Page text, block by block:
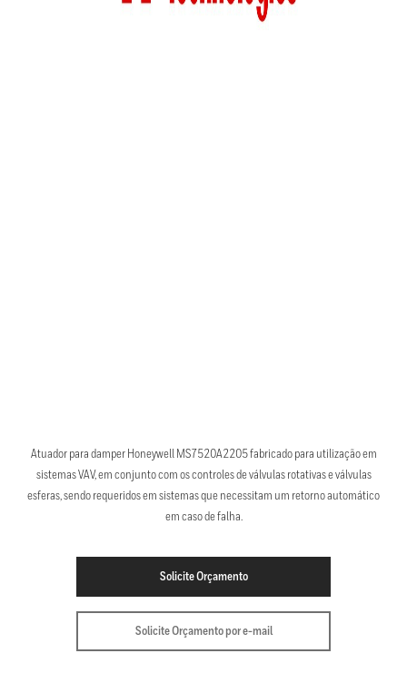
Atuador para damper Honeywell MS7520A2205 fabricado para utilização em
sistemas VAV, em conjunto com os controles de válvulas rotativas e válvulas
esferas, sendo requeridos em sistemas que necessitam um retorno automático
em caso de falha.
Solicite Orçamento
Solicite Orçamento por e-mail